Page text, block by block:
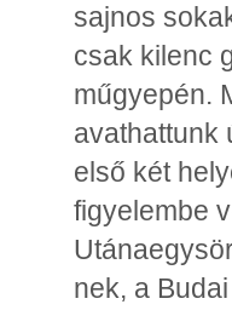
sajnos
csak kilenc
műgyepén.
avathattunk
első két
figyelembe
nek, a